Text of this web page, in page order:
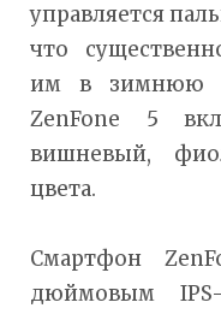
управляется
что
им в зимнюю
ZenFone 5
вишневый,
цвета.
Смартфон
дюймовым IPS-